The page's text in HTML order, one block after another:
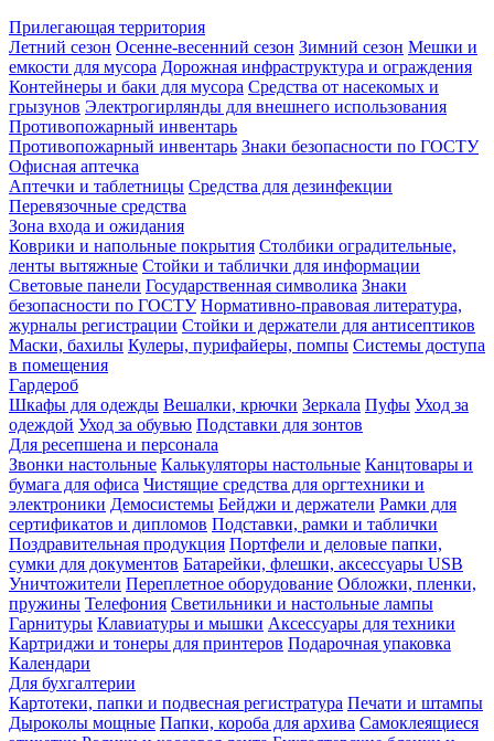
Прилегающая территория
Летний сезон Осенне-весенний сезон Зимний сезон Мешки и
емкости для мусора Дорожная инфраструктура и ограждения
Контейнеры и баки для мусора Средства от насекомых и
грызунов Электрогирлянды для внешнего использования
Противопожарный инвентарь
Противопожарный инвентарь Знаки безопасности по ГОСТУ
Офисная аптечка
Аптечки и таблетницы Средства для дезинфекции
Перевязочные средства
Зона входа и ожидания
Коврики и напольные покрытия Столбики оградительные,
ленты вытяжные Стойки и таблички для информации
Световые панели Государственная символика Знаки
безопасности по ГОСТУ Нормативно-правовая литература,
журналы регистрации Стойки и держатели для антисептиков
Маски, бахилы Кулеры, пурифайеры, помпы Системы доступа
в помещения
Гардероб
Шкафы для одежды Вешалки, крючки Зеркала Пуфы Уход за
одеждой Уход за обувью Подставки для зонтов
Для ресепшена и персонала
Звонки настольные Калькуляторы настольные Канцтовары и
бумага для офиса Чистящие средства для оргтехники и
электроники Демосистемы Бейджи и держатели Рамки для
сертификатов и дипломов Подставки, рамки и таблички
Поздравительная продукция Портфели и деловые папки,
сумки для документов Батарейки, флешки, аксессуары USB
Уничтожители Переплетное оборудование Обложки, пленки,
пружины Телефония Светильники и настольные лампы
Гарнитуры Клавиатуры и мышки Аксессуары для техники
Картриджи и тонеры для принтеров Подарочная упаковка
Календари
Для бухгалтерии
Картотеки, папки и подвесная регистратура Печати и штампы
Дыроколы мощные Папки, короба для архива Самоклеящиеся